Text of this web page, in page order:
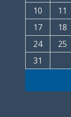
10
11
17
18
24
25
31